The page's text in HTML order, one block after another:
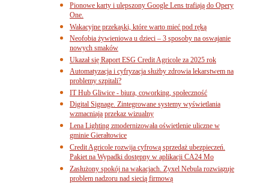
Pionowe karty i ulepszony Google Lens trafiają do Opery
One.
Wakacyjne przekąski, które warto mieć pod ręką
Neofobia żywieniowa u dzieci – 3 sposoby na oswajanie
nowych smaków
Ukazał się Raport ESG Credit Agricole za 2025 rok
Automatyzacja i cyfryzacja służby zdrowia lekarstwem na
problemy szpitali?
IT Hub Gliwice - biura, coworking, społeczność
Digital Signage. Zintegrowane systemy wyświetlania
wzmacniają przekaz wizualny
Lena Lighting zmodernizowała oświetlenie uliczne w
gminie Gierałtowice
Credit Agricole rozwija cyfrową sprzedaż ubezpieczeń.
Pakiet na Wypadki dostępny w aplikacji CA24 Mo
Zasłużony spokój na wakacjach. Zyxel Nebula rozwiązuje
problem nadzoru nad siecią firmową